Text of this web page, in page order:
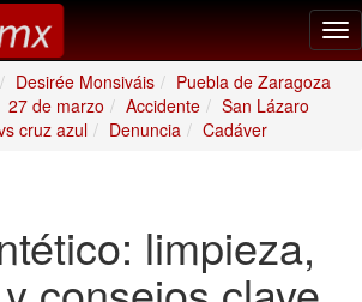
Desirée Monsiváis
Puebla de Zaragoza
27 de marzo Accidente
San Lázaro
cruz azul
Denuncia Cadáver
limpieza,